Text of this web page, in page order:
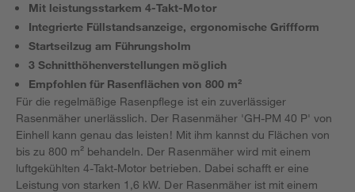
Mit leistungsstarkem 4-Takt-Motor
Integrierte Füllstandsanzeige, ergonomische Griffform
Startseilzug am Führungsholm
3 Schnitthöhenverstellungen möglich
Empfohlen für Rasenflächen von 800 m²
Für die regelmäßige Rasenpflege ist ein zuverlässiger
Rasenmäher unerlässlich. Der Rasenmäher 'GH-PM 40 P' von
Einhell kann genau das leisten! Mit ihm kannst du Flächen von
bis zu 800 m² behandeln. Der Rasenmäher wird mit einem
luftgekühlten 4-Takt-Motor betrieben. Dabei schafft er eine
Leistung von starken 1,6 kW. Der Rasenmäher ist mit einem